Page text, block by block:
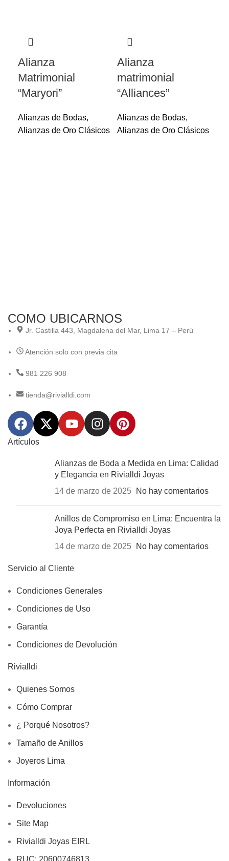
Alianza
Matrimonial
“Maryori”
Alianzas de Bodas,
Alianzas de Oro Clásicos
Alianza
matrimonial
“Alliances”
Alianzas de Bodas,
Alianzas de Oro Clásicos
COMO UBICARNOS
Jr. Castilla 443, Magdalena del Mar, Lima 17 – Perú
Atención solo con previa cita
981 226 908
tienda@rivialldi.com
Artículos
Alianzas de Boda a Medida en Lima: Calidad
y Elegancia en Rivialldi Joyas
14 de marzo de 2025
No hay comentarios
Anillos de Compromiso en Lima: Encuentra la
Joya Perfecta en Rivialldi Joyas
14 de marzo de 2025
No hay comentarios
Servicio al Cliente
Condiciones Generales
Condiciones de Uso
Garantía
Condiciones de Devolución
Rivialldi
Quienes Somos
Cómo Comprar
¿ Porqué Nosotros?
Tamaño de Anillos
Joyeros Lima
Información
Devoluciones
Site Map
Rivialldi Joyas EIRL
RUC: 20600746813